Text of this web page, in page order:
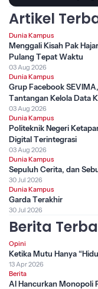
Artikel
Dunia Kampus
Menggali Kisah Pak
Pulang Tepat Waktu
03 Aug 2026
Dunia Kampus
Grup Facebook
Tantangan Kelola Data
03 Aug 2026
Dunia Kampus
Politeknik Negeri
Digital Terintegrasi
03 Aug 2026
Dunia Kampus
Sepuluh Cerita, dan
30 Jul 2026
Dunia Kampus
Garda Terakhir
30 Jul 2026
Berita
Opini
Ketika Mutu Hanya
13 Apr 2026
Berita
AI Hancurkan Monopoli